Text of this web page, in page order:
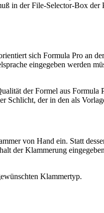
der File-Selector-Box der
sich Formula Pro an
eingegeben werden
der Formel aus
der in den als
von Hand ein. Statt
der Klammerung
Klammertyp.